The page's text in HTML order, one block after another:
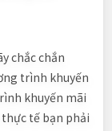
chắc chắn
trình khuyến
khuyến mãi
tế bạn phải